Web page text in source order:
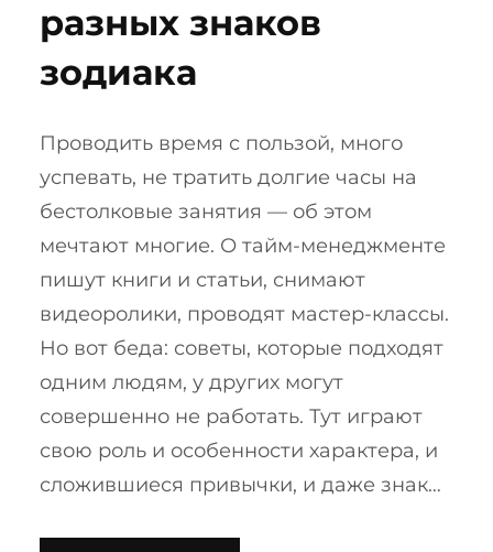
разных знаков
зодиака
Проводить время с пользой, много
успевать, не тратить долгие часы на
бестолковые занятия — об этом
мечтают многие. О тайм-менеджменте
пишут книги и статьи, снимают
видеоролики, проводят мастер-классы.
Но вот беда: советы, которые подходят
одним людям, у других могут
совершенно не работать. Тут играют
свою роль и особенности характера, и
сложившиеся привычки, и даже знак…